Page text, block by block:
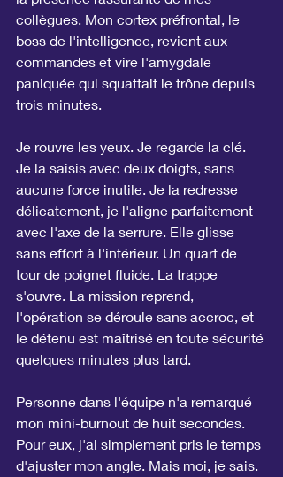
collègues. Mon cortex préfrontal, le
boss de l'intelligence, revient aux
commandes et vire l'amygdale
paniquée qui squattait le trône depuis
trois minutes.
Je rouvre les yeux. Je regarde la clé.
Je la saisis avec deux doigts, sans
aucune force inutile. Je la redresse
délicatement, je l'aligne parfaitement
avec l'axe de la serrure. Elle glisse
sans effort à l'intérieur. Un quart de
tour de poignet fluide. La trappe
s'ouvre. La mission reprend,
l'opération se déroule sans accroc, et
le détenu est maîtrisé en toute sécurité
quelques minutes plus tard.
Personne dans l'équipe n'a remarqué
mon mini-burnout de huit secondes.
Pour eux, j'ai simplement pris le temps
d'ajuster mon angle. Mais moi, je sais.